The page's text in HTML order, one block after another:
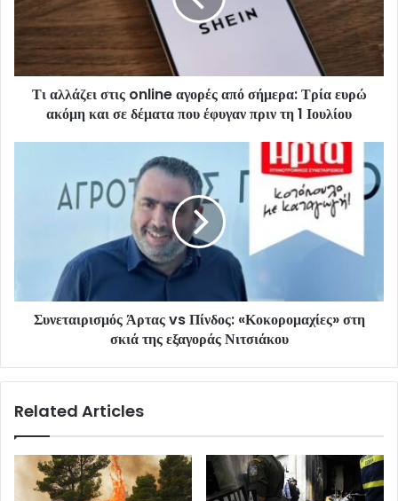
Τι αλλάζει στις online αγορές από σήμερα: Τρία ευρώ
ακόμη και σε δέματα που έφυγαν πριν τη 1 Ιουλίου
Συνεταιρισμός Άρτας vs Πίνδος: «Κοκορομαχίες» στη
σκιά της εξαγοράς Νιτσιάκου
Related Articles